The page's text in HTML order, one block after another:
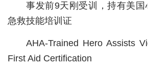
健康
事发前9天刚受训，持有美国
急救技能培训证
AHA-Trained Hero Assists
First Aid Certification